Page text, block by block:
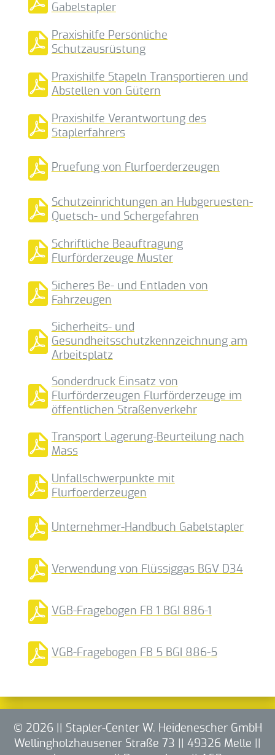
Gabelstapler
Praxishilfe Persönliche
Schutzausrüstung
Praxishilfe Stapeln Transportieren und
Abstellen von Gütern
Praxishilfe Verantwortung des
Staplerfahrers
Pruefung von Flurfoerderzeugen
Schutzeinrichtungen an Hubgeruesten-
Quetsch- und Schergefahren
Schriftliche Beauftragung
Flurförderzeuge Muster
Sicheres Be- und Entladen von
Fahrzeugen
Sicherheits- und
Gesundheitsschutzkennzeichnung am
Arbeitsplatz
Sonderdruck Einsatz von
Flurförderzeugen Flurförderzeuge im
öffentlichen Straßenverkehr
Transport Lagerung-Beurteilung nach
Mass
Unfallschwerpunkte mit
Flurfoerderzeugen
Unternehmer-Handbuch Gabelstapler
Verwendung von Flüssiggas BGV D34
VGB-Fragebogen FB 1 BGI 886-1
VGB-Fragebogen FB 5 BGI 886-5
© 2026 || Stapler-Center W. Heidenescher GmbH
Wellingholzhausener Straße 73 || 49326 Melle ||